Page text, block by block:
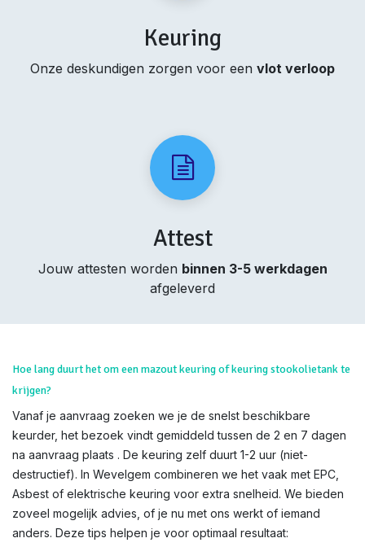
Keuring
Onze deskundigen zorgen voor een vlot verloop
Attest
Jouw attesten worden binnen 3-5 werkdagen
afgeleverd
Hoe lang duurt het om een mazout keuring of keuring stookolietank te
krijgen?
Vanaf je aanvraag zoeken we je de snelst beschikbare
keurder, het bezoek vindt gemiddeld tussen de 2 en 7 dagen
na aanvraag plaats . De keuring zelf duurt 1-2 uur (niet-
destructief). In Wevelgem combineren we het vaak met EPC,
Asbest of elektrische keuring voor extra snelheid. We bieden
zoveel mogelijk advies, of je nu met ons werkt of iemand
anders. Deze tips helpen je voor optimaal resultaat: